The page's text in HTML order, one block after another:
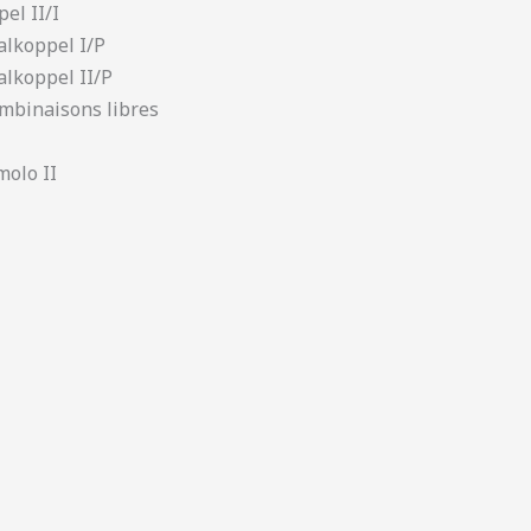
II/I
I/P
II/P
libres
II